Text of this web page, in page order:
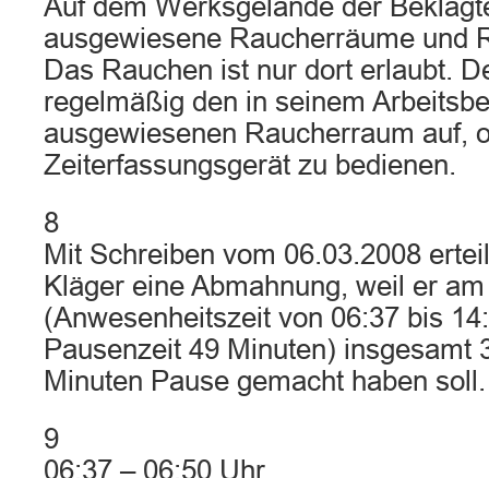
Auf dem Werksgelände der
ausgewiesene Raucherräume und
Das Rauchen ist nur dort erlaubt.
regelmäßig den in seinem
ausgewiesenen Raucherraum auf,
Zeiterfassungsgerät zu bedienen.
8
Mit Schreiben vom 06.03.2008
Kläger eine Abmahnung, weil er
(Anwesenheitszeit von 06:37 bis
Pausenzeit 49 Minuten) insgesamt
Minuten Pause gemacht haben
9
06:37 – 06:50 Uhr